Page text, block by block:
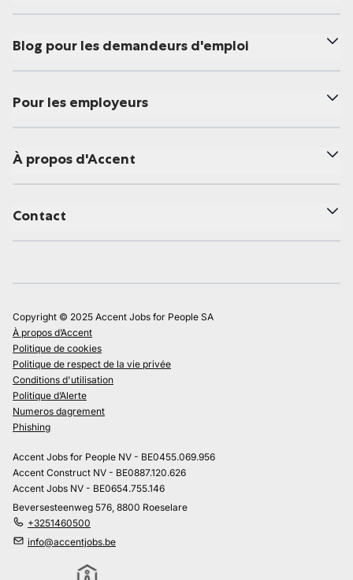
Blog pour les demandeurs d'emploi
Pour les employeurs
À propos d'Accent
Contact
Copyright © 2025 Accent Jobs for People SA
À propos d’Accent
Politique de cookies
Politique de respect de la vie privée
Conditions d'utilisation
Politique d’Alerte
Numeros dagrement
Phishing
Accent Jobs for People NV - BE0455.069.956
Accent Construct NV - BE0887.120.626
Accent Jobs NV - BE0654.755.146
Beversesteenweg 576, 8800 Roeselare
+3251460500
info@accentjobs.be